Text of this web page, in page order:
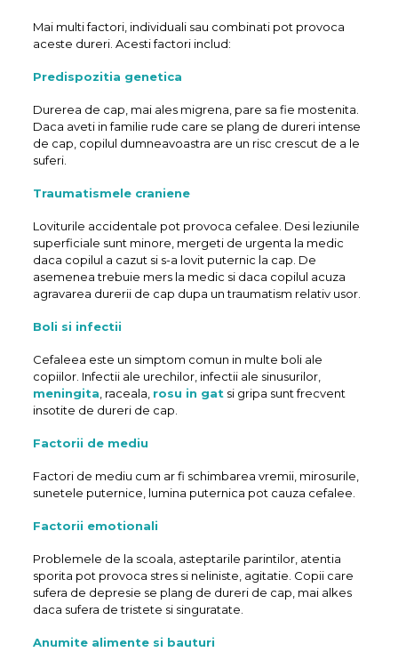
Mai multi factori, individuali sau combinati pot provoca
aceste dureri. Acesti factori includ:
Predispozitia genetica
Durerea de cap, mai ales migrena, pare sa fie mostenita.
Daca aveti in familie rude care se plang de dureri intense
de cap, copilul dumneavoastra are un risc crescut de a le
suferi.
Traumatismele craniene
Loviturile accidentale pot provoca cefalee. Desi leziunile
superficiale sunt minore, mergeti de urgenta la medic
daca copilul a cazut si s-a lovit puternic la cap. De
asemenea trebuie mers la medic si daca copilul acuza
agravarea durerii de cap dupa un traumatism relativ usor.
Boli si infectii
Cefaleea este un simptom comun in multe boli ale
copiilor. Infectii ale urechilor, infectii ale sinusurilor,
meningita , raceala, rosu in gatsi gripa sunt frecvent
insotite de dureri de cap.
Factorii de mediu
Factori de mediu cum ar fi schimbarea vremii, mirosurile,
sunetele puternice, lumina puternica pot cauza cefalee.
Factorii emotionali
Problemele de la scoala, asteptarile parintilor, atentia
sporita pot provoca stres si neliniste, agitatie. Copii care
sufera de depresie se plang de dureri de cap, mai alkes
daca sufera de tristete si singuratate.
Anumite alimente si bauturi